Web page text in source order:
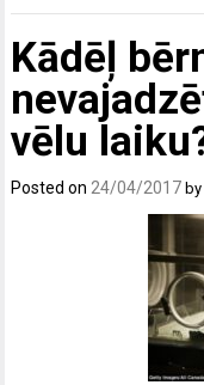
Kādēļ
vēlu
Posted on 24/04/2017